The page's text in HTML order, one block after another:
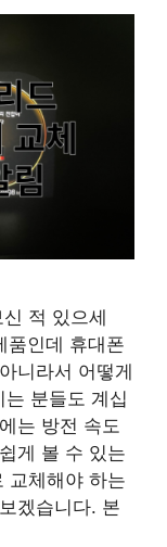
적 있으세
품인데 휴대폰
니라서 어떻게
분들도 계십
는 방전 속도
게 볼 수 있는
교체해야 하는
겠습니다. 본